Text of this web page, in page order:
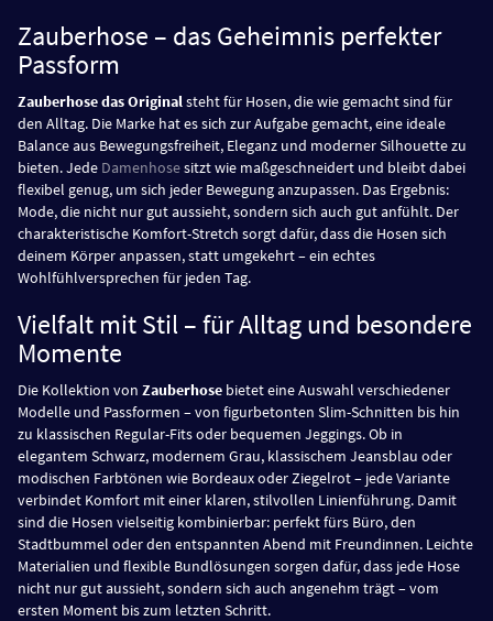
Zauberhose – das Geheimnis perfekter
Passform
Zauberhose das Originalsteht für Hosen, die wie gemacht sind für
den Alltag. Die Marke hat es sich zur Aufgabe gemacht, eine ideale
Balance aus Bewegungsfreiheit, Eleganz und moderner Silhouette zu
bieten. Jede Damenhosesitzt wie maßgeschneidert und bleibt dabei
flexibel genug, um sich jeder Bewegung anzupassen. Das Ergebnis:
Mode, die nicht nur gut aussieht, sondern sich auch gut anfühlt. Der
charakteristische Komfort-Stretch sorgt dafür, dass die Hosen sich
deinem Körper anpassen, statt umgekehrt – ein echtes
Wohlfühlversprechen für jeden Tag.
Vielfalt mit Stil – für Alltag und besondere
Momente
Die Kollektion von Zauberhose bietet eine Auswahl verschiedener
Modelle und Passformen – von figurbetonten Slim-Schnitten bis hin
zu klassischen Regular-Fits oder bequemen Jeggings. Ob in
elegantem Schwarz, modernem Grau, klassischem Jeansblau oder
modischen Farbtönen wie Bordeaux oder Ziegelrot – jede Variante
verbindet Komfort mit einer klaren, stilvollen Linienführung. Damit
sind die Hosen vielseitig kombinierbar: perfekt fürs Büro, den
Stadtbummel oder den entspannten Abend mit Freundinnen. Leichte
Materialien und flexible Bundlösungen sorgen dafür, dass jede Hose
nicht nur gut aussieht, sondern sich auch angenehm trägt – vom
ersten Moment bis zum letzten Schritt.